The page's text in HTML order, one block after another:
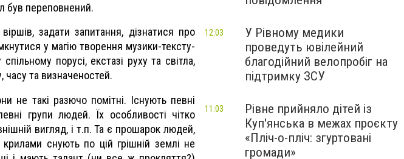
був переповнений.
задати запитання, дізнатися про
у магію творення музики-тексту-
порусі, екстазі руху та світла,
часу та визначеностей.
не такі разючо помітні. Існують певні
групи людей. Їх особливості чітко
вигляд, і т.п. Та є прошарок людей,
снують по цій грішній землі не
У Рівному медики
проведуть ювілейний
благодійний велопробіг на
підтримку ЗСУ
12:03
Рівне прийняло дітей із
Куп'янська в межах проєкту
«Пліч-о-пліч: згуртовані
громади»
11:03